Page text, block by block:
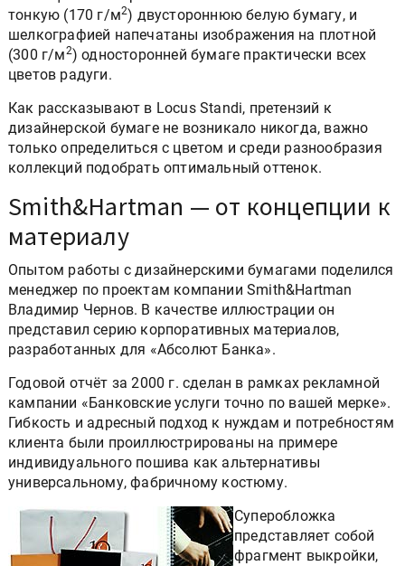
тонкую (170 г/м2) двустороннюю белую бумагу, и
шелкографией напечатаны изображения на плотной
(300 г/м2) односторонней бумаге практически всех
цветов радуги.
Как рассказывают в Locus Standi, претензий к
дизайнерской бумаге не возникало никогда, важно
только определиться с цветом и среди разнообразия
коллекций подобрать оптимальный оттенок.
Smith&Hartman — от концепции к
материалу
Опытом работы с дизайнерскими бумагами поделился
менеджер по проектам компании Smith&Hartman
Владимир Чернов. В качестве иллюстрации он
представил серию корпоративных материалов,
разработанных для «Абсолют Банка».
Годовой отчёт за 2000 г. сделан в рамках рекламной
кампании «Банковские услуги точно по вашей мерке».
Гибкость и адресный подход к нуждам и потребностям
клиента были проиллюстрированы на примере
индивидуального пошива как альтернативы
универсальному, фабричному костюму.
Суперобложка
представляет собой
фрагмент выкройки,